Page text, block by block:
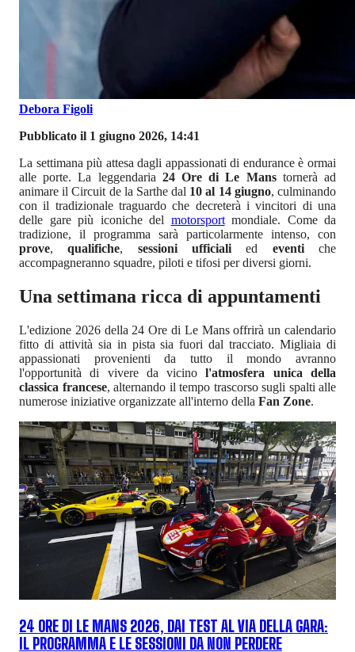
Debora Figoli
Pubblicato il 1 giugno 2026, 14:41
La settimana più attesa dagli appassionati di endurance è ormai
alle porte. La leggendaria 24 Ore di Le Manstornerà ad
animare il Circuit de la Sarthe dal 10 al 14 giugno, culminando
con il tradizionale traguardo che decreterà i vincitori di una
delle gare più iconiche del motorsportmondiale. Come da
tradizione, il programma sarà particolarmente intenso, con
prove,qualifiche, sessioni ufficiali ed eventiche
accompagneranno squadre, piloti e tifosi per diversi giorni.
Una settimana ricca di appuntamenti
L'edizione 2026 della 24 Ore di Le Mans offrirà un calendario
fitto di attività sia in pista sia fuori dal tracciato. Migliaia di
appassionati provenienti da tutto il mondo avranno
l'opportunità di vivere da vicinol'atmosfera unica della
classica francese, alternando il tempo trascorso sugli spalti alle
numerose iniziative organizzate all'interno della Fan Zone.
24 ORE DI LE MANS 2026, DAI TEST AL VIA DELLA GARA:
IL PROGRAMMA E LE SESSIONI DA NON PERDERE